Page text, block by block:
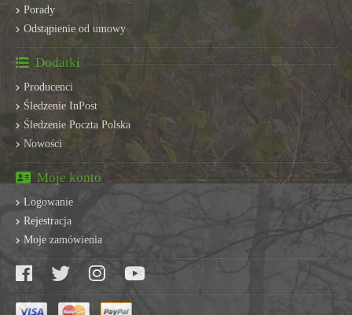
Porady
Odstąpienie od umowy
Dodatki
Producenci
Śledzenie InPost
Śledzenie Poczta Polska
Nowości
Moje konto
Logowanie
Rejestracja
Moje zamówienia